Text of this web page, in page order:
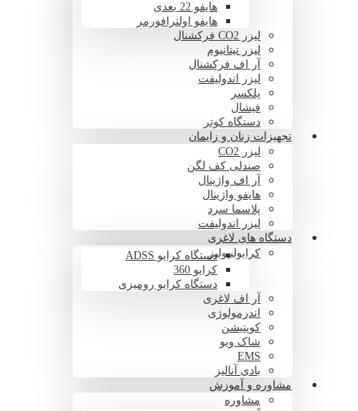
هایفو 22 بعدی
هایفو اولترافورمر
لیزر CO2 فرکشنال
لیزر تیتانیوم
آر اف فرکشنال
لیزر اندولیفت
پلکسر
فیشال
دستگاه کوتر
تجهیزات زنان و زایمان
لیزر CO2
صندلی کف لگن
آر اف واژینال
هایفو واژینال
پلاسما سرد
لیزر اندولیفت
دستگاه های لاغری
کرایولیپولیزدستگاه کرایو ADSS
کرایو 360
دستگاه کرایو رومیزی
آر اف لاغری
اندرمولوژی
کویتیشن
شاک ویو
EMS
بادی آنالیز
مشاوره و آموزش
مشاوره